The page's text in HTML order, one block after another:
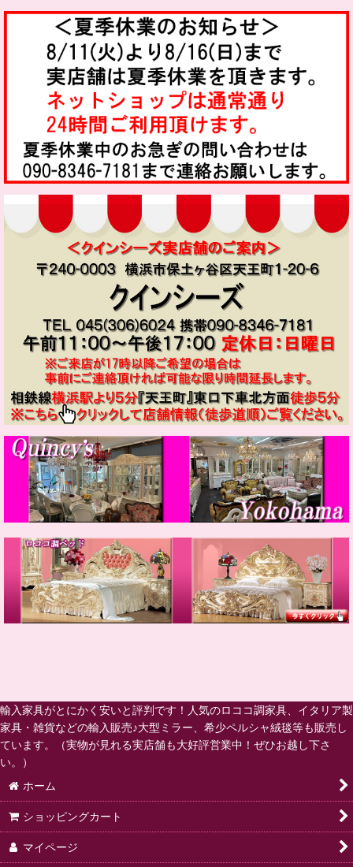
輸入家具がとにかく安いと評判です！人気のロココ調家具、イタリア製
家具・雑貨などの輸入販売♪大型ミラー、希少ペルシャ絨毯等も販売し
ています。（実物が見れる実店舗も大好評営業中！ぜひお越し下さ
い。）
ホーム
ショッピングカート
マイページ